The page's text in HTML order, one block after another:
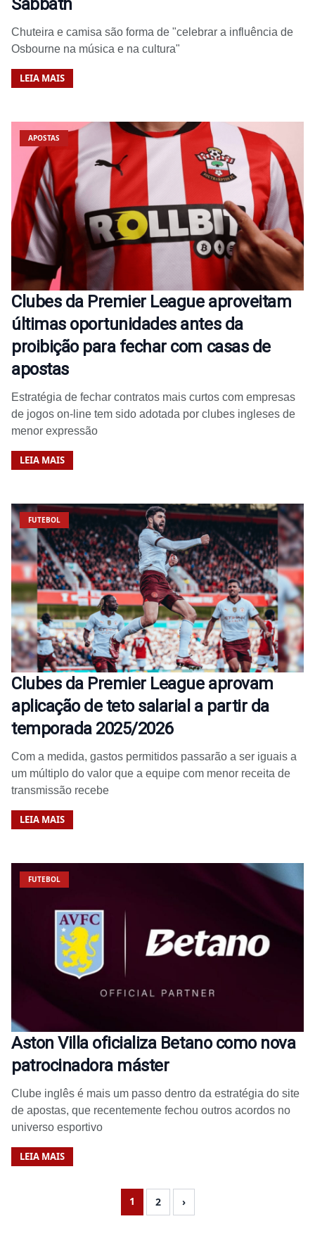
Sabbath
Chuteira e camisa são forma de "celebrar a influência de
Osbourne na música e na cultura"
LEIA MAIS
APOSTAS
Clubes da Premier League aproveitam
últimas oportunidades antes da
proibição para fechar com casas de
apostas
Estratégia de fechar contratos mais curtos com empresas
de jogos on-line tem sido adotada por clubes ingleses de
menor expressão
LEIA MAIS
FUTEBOL
Clubes da Premier League aprovam
aplicação de teto salarial a partir da
temporada 2025/2026
Com a medida, gastos permitidos passarão a ser iguais a
um múltiplo do valor que a equipe com menor receita de
transmissão recebe
LEIA MAIS
FUTEBOL
Aston Villa oficializa Betano como nova
patrocinadora máster
Clube inglês é mais um passo dentro da estratégia do site
de apostas, que recentemente fechou outros acordos no
universo esportivo
LEIA MAIS
1 2 ›